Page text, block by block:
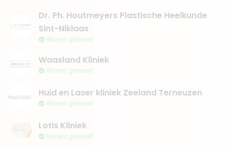
Dr. Ph. Houtmeyers Plastische Heelkunde
Sint-Niklaas
Recent geboekt
Waasland Kliniek
Recent geboekt
Huid en Laser kliniek Zeeland Terneuzen
Recent geboekt
Lotis Kliniek
Recent geboekt